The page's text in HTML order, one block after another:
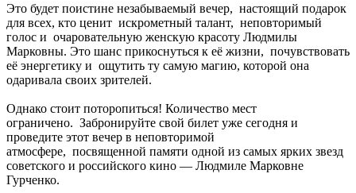
Это будет поистине незабываемый вечер, настоящий подарок
для всех, кто ценит искрометный талант, неповторимый
голос и очаровательную женскую красоту Людмилы
Марковны. Это шанс прикоснуться к её жизни, почувствовать
её энергетику и ощутить ту самую магию, которой она
одаривала своих зрителей.
Однако стоит поторопиться! Количество мест
ограничено. Забронируйте свой билет уже сегодня и
проведите этот вечер в неповторимой
атмосфере, посвященной памяти одной из самых ярких звезд
советского и российского кино — Людмиле Марковне
Гурченко.